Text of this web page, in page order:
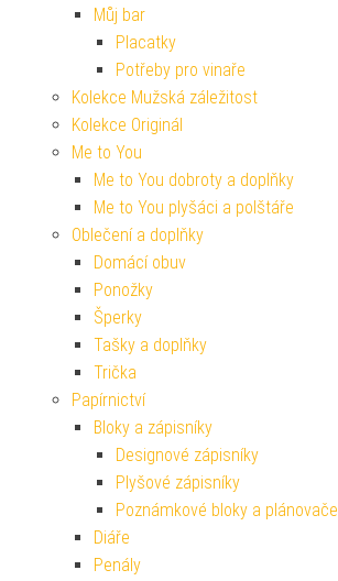
Můj bar
Placatky
Potřeby pro vinaře
Kolekce Mužská záležitost
Kolekce Originál
Me to You
Me to You dobroty a doplňky
Me to You plyšáci a polštáře
Oblečení a doplňky
Domácí obuv
Ponožky
Šperky
Tašky a doplňky
Trička
Papírnictví
Bloky a zápisníky
Designové zápisníky
Plyšové zápisníky
Poznámkové bloky a plánovače
Diáře
Penály